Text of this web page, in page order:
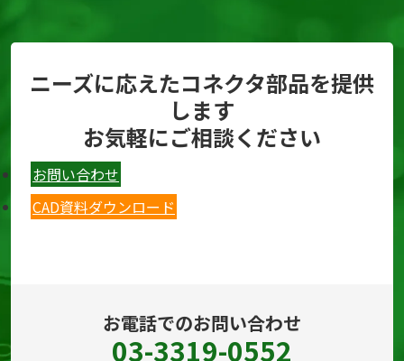
ニーズに応えたコネクタ部品を提供
します
お気軽にご相談ください
お問い合わせ
CAD資料ダウンロード
お電話でのお問い合わせ
03-3319-0552